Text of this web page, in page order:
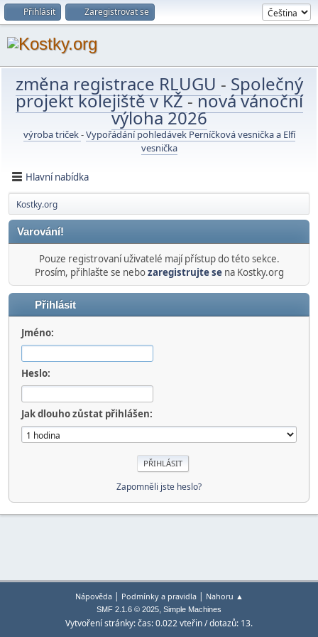
Přihlásit Zaregistrovat se
změna registrace RLUGU - Společný
projekt kolejiště v KŽ-nová vánoční
výloha 2026
výroba triček-Vypořádání pohledávek Perníčková vesnička a Elfí
vesnička
Hlavní nabídka
Kostky.org
Varování!
Pouze registrovaní uživatelé mají přístup do této sekce.
Prosím, přihlašte se nebozaregistrujte sena Kostky.org
Přihlásit
Jméno:
Heslo:
Jak dlouho zůstat přihlášen:
Zapomněli jste heslo?
Nápověda| Podmínky a pravidla| Nahoru ▲
SMF 2.1.6 © 2025, Simple Machines
Vytvoření stránky: čas: 0.022 vteřin / dotazů: 13.